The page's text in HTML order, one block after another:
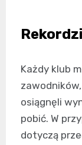
Każdy klub
osiągnęli
pobić. W
dotyczą